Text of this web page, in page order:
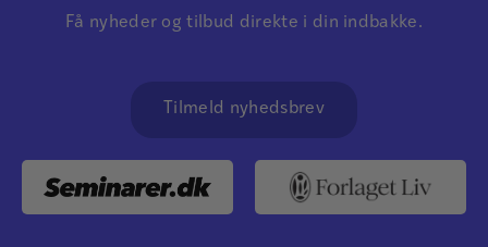
Få nyheder og tilbud direkte i din indbakke.
Tilmeld nyhedsbrev